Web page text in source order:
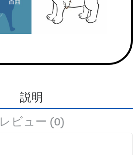
説明
レビュー (0)